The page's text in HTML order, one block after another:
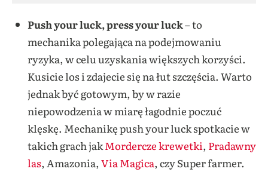
Push your luck, press your luck– to
mechanika polegająca na podejmowaniu
ryzyka, w celu uzyskania większych korzyści.
Kusicie los i zdajecie się na łut szczęścia. Warto
jednak być gotowym, by w razie
niepowodzenia w miarę łagodnie poczuć
klęskę. Mechanikę push your luck spotkacie w
takich grach jakMordercze krewetki, Pradawny
las, Amazonia,Via Magica, czy Super farmer.